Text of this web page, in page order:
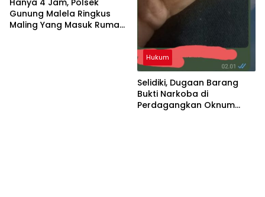
Sabu di Simalungun
Hanya 4 Jam, Polsek
Gunung Malela Ringkus
Maling Yang Masuk Rumah
Hukum
Selidiki, Dugaan Barang
Bukti Narkoba di
Perdagangkan Oknum